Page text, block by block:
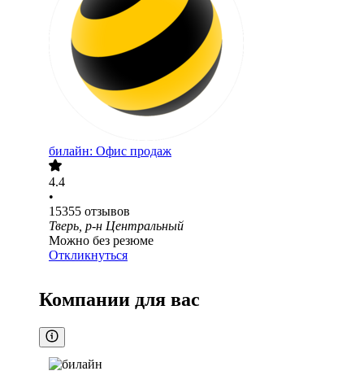
билайн: Офис продаж
4.4
•
15355 отзывов
Тверь, р-н Центральный
Можно без резюме
Откликнуться
Компании для вас